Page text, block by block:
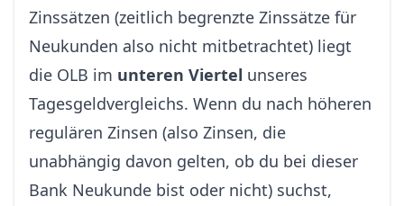
Zinssätzen (zeitlich begrenzte Zinssätze für
Neukunden also nicht mitbetrachtet) liegt
die OLB im unteren Viertel unseres
Tagesgeldvergleichs. Wenn du nach höheren
regulären Zinsen (also Zinsen, die
unabhängig davon gelten, ob du bei dieser
Bank Neukunde bist oder nicht) suchst,